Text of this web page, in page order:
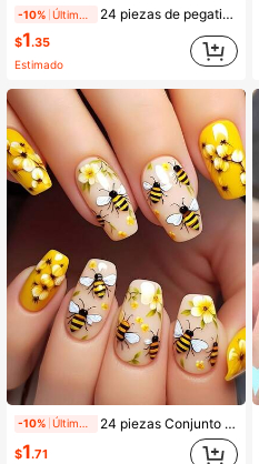
-10% 24 piezas de pegatinas de uñas cuadradas medianas ¡para actualizar tu look al instante! Pegatinas blancas lechosas, puntas francesas blancas, uñas postizas de cobertura total adecuadas para mujeres y niñas. Incluye 1 hoja de pegatinas adhesivas y 1 lima de uñas mini. Adecuado para otoño/invierno, fiestas, citas y uso diario. Se incluyen uñas postizas de gel de gelatina aleatorias. Suministros para uñas
$1.35
Estimado
-10% 24 piezas Conjunto de uñas postizas largas en forma de ataúd con diseño floral y de abeja, adecuado para fiestas, bodas o uso diario. Suministros para uñas
$1.71